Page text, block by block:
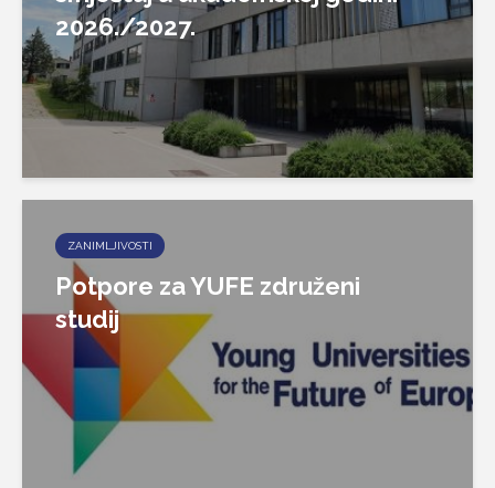
2026./2027.
ZANIMLJIVOSTI
Potpore za YUFE združeni
studij